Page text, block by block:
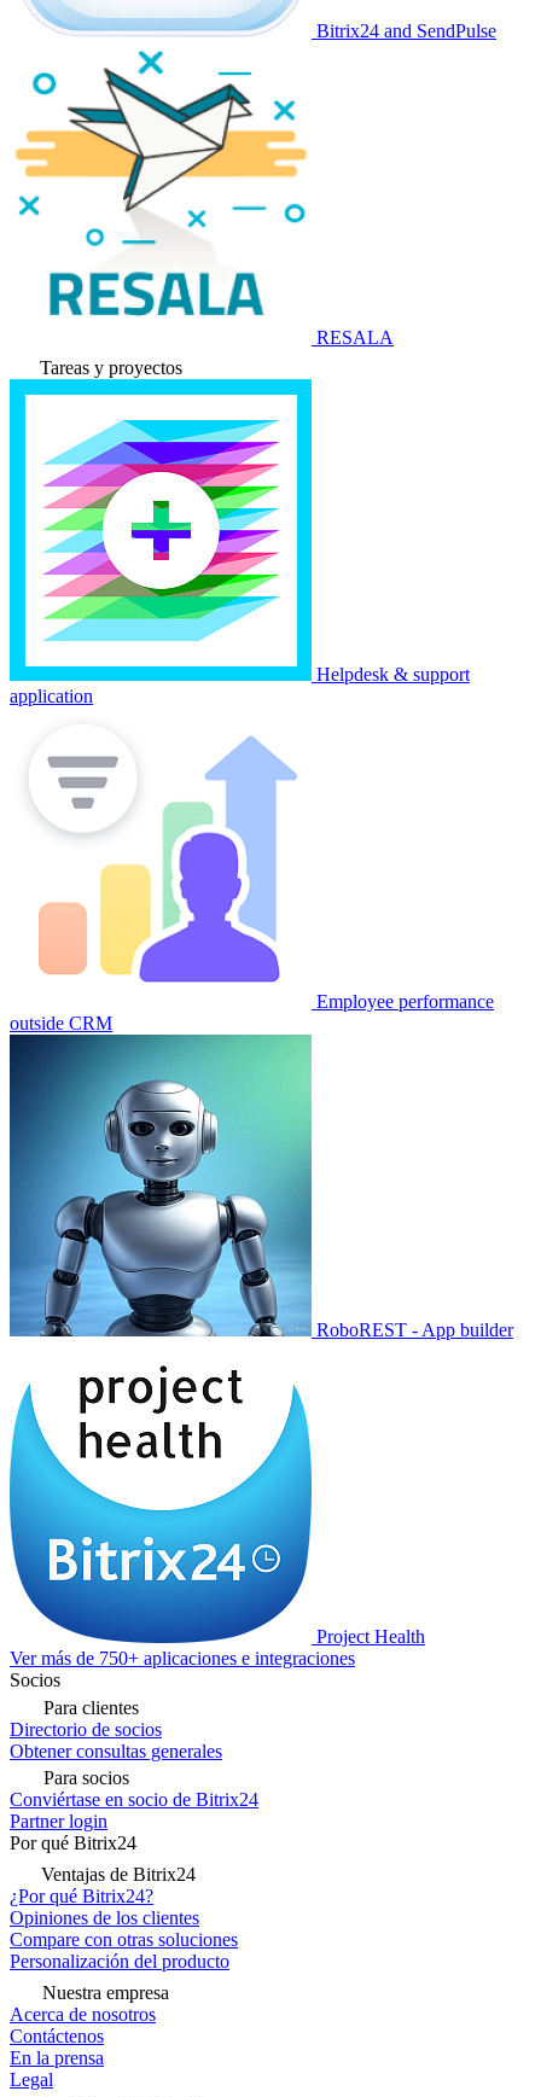
Bitrix24 and SendPulse
RESALA
Tareas y proyectos
Helpdesk & support
application
Employee performance
outside CRM
RoboREST - App builder
Project Health
Ver más de 750+ aplicaciones e integraciones
Socios
Para clientes
Directorio de socios
Obtener consultas generales
Para socios
Conviértase en socio de Bitrix24
Partner login
Por qué Bitrix24
Ventajas de Bitrix24
¿Por qué Bitrix24?
Opiniones de los clientes
Compare con otras soluciones
Personalización del producto
Nuestra empresa
Acerca de nosotros
Contáctenos
En la prensa
Legal